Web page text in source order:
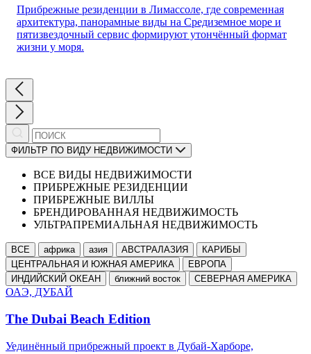
Прибрежные резиденции в Лимассоле, где современная
архитектура, панорамные виды на Средиземное море и
пятизвездочный сервис формируют утончённый формат
жизни у моря.
ФИЛЬТР ПО ВИДУ НЕДВИЖИМОСТИ
ВСЕ ВИДЫ НЕДВИЖИМОСТИ
ПРИБРЕЖНЫЕ РЕЗИДЕНЦИИ
ПРИБРЕЖНЫЕ ВИЛЛЫ
БРЕНДИРОВАННАЯ НЕДВИЖИМОСТЬ
УЛЬТРАПРЕМИАЛЬНАЯ НЕДВИЖИМОСТЬ
ВСЕ африка азия АВСТРАЛАЗИЯ
КАРИБЫ
ЦЕНТРАЛЬНАЯ И ЮЖНАЯ АМЕРИКА
ЕВРОПА
ИНДИЙСКИЙ ОКЕАН
ближний восток СЕВЕРНАЯ АМЕРИКА
ОАЭ, ДУБАЙ
The Dubai Beach Edition
Уединённый прибрежный проект в Дубай-Харборе,